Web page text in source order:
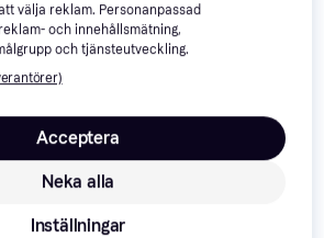
Ryom Grimma Bagge Svart
Grimma
välja reklam. Personanpassad
och innehållsmätning,
och tjänsteutveckling.
Neka alla
Acceptera
Inställningar